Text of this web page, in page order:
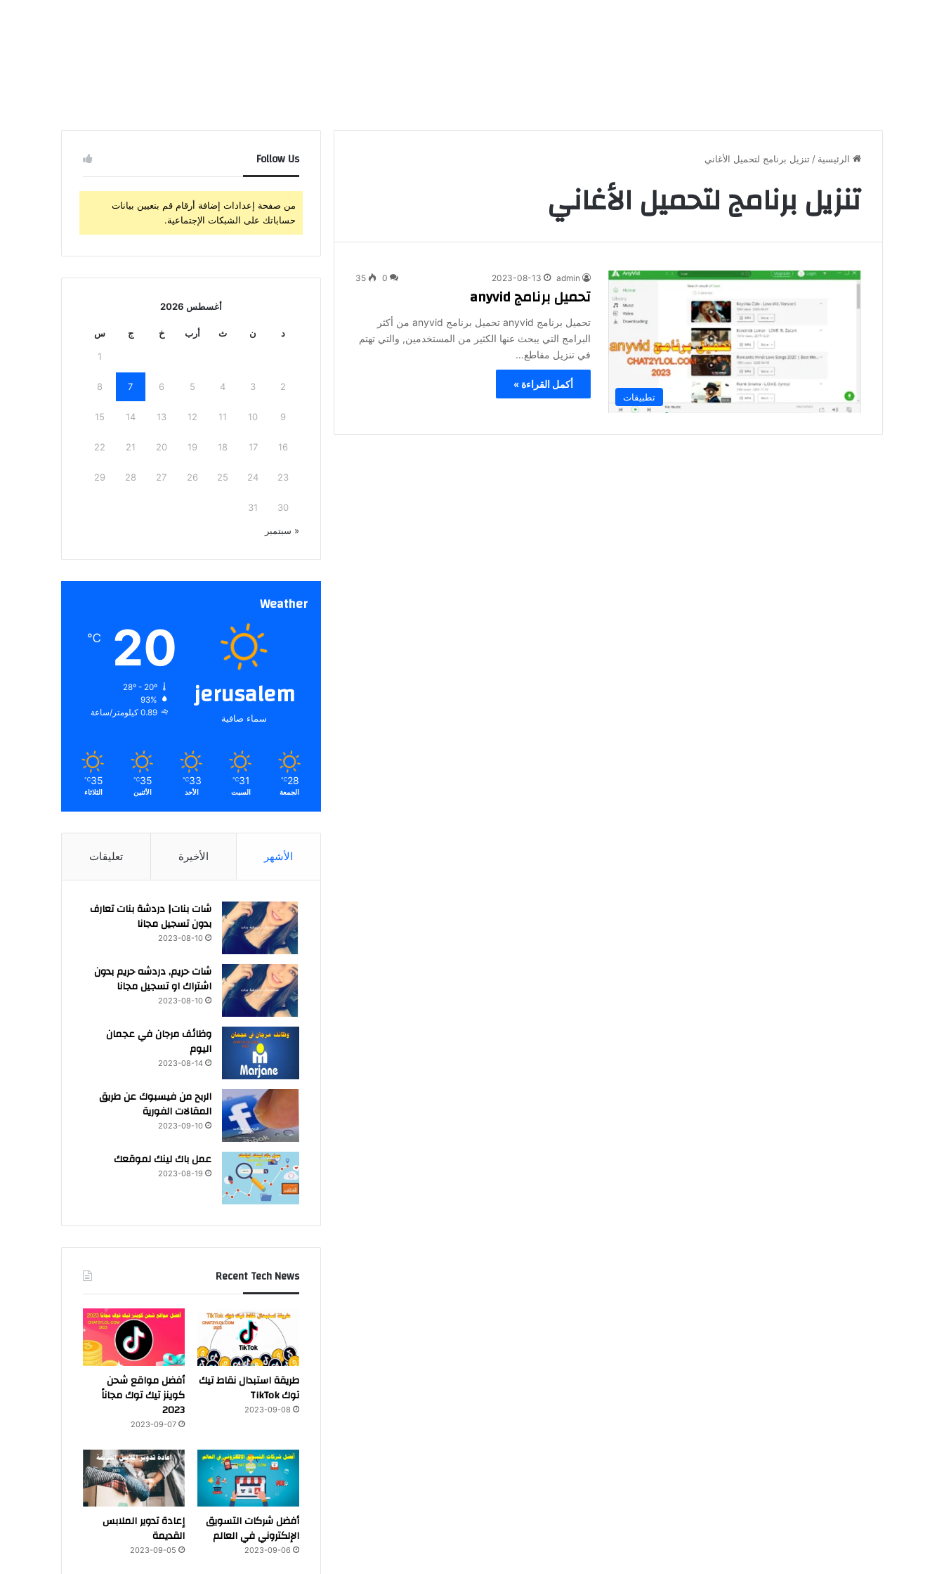
الرئيسية / تنزيل برنامج لتحميل الأغاني
تنزيل برنامج لتحميل الأغاني
تطبيقات
admin
2023-08-13
0
35
تحميل برنامج anyvid
تحميل برنامج anyvid تحميل برنامج anyvid من أكثر
البرامج التي يبحث عنها الكثير من المستخدمين, والتي تهتم
في تنزيل مقاطع…
أكمل القراءة »
Follow Us
من صفحة إعدادات إضافة أرقام قم بتعيين بيانات
حساباتك على الشبكات الإجتماعية.
أغسطس 2026
د ن ث أرب خ ج س
1
2
3
4
5
6
7
8
9
10
11
12
13
14
15
16
17
18
19
20
21
22
23
24
25
26
27
28
29
30
31
« سبتمبر
Weather
jerusalem
سماء صافية
20
℃
28º - 20º
93%
0.89 كيلومتر/ساعة
28
℃
الجمعة
31
℃
السبت
33
℃
الأحد
35
℃
الأثنين
35
℃
الثلاثاء
الأشهر الأخيرة تعليقات
شات بنات| دردشة بنات تعارف
بدون تسجيل مجانا
2023-08-10
شات حريم, دردشه حريم بدون
اشتراك او تسجيل مجانا
2023-08-10
وظائف مرجان في عجمان
اليوم
2023-08-14
الربح من فيسبوك عن طريق
المقالات الفورية
2023-09-10
عمل باك لينك لموقعك
2023-08-19
Recent Tech News
طريقة استبدال نقاط تيك
توك TikTok
2023-09-08
أفضل مواقع شحن
كوينز تيك توك مجاناً
2023
2023-09-07
أفضل شركات التسويق
الإلكتروني في العالم
2023-09-06
إعادة تدوير الملابس
القديمة
2023-09-05